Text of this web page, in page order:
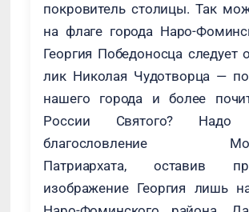
покровитель столицы. Так
на флаге города Наро-
Георгия Победоносца следует
лик Николая Чудотворца —
нашего города и более
России Святого? Надо
благословление
Патриархата, оставив
изображение Георгия лишь